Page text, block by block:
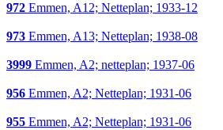
972 Emmen, A12; Netteplan; 1933-12
973 Emmen, A13; Netteplan; 1938-08
3999 Emmen, A2; netteplan; 1937-06
956 Emmen, A2; Netteplan; 1931-06
955 Emmen, A2; Netteplan; 1931-06